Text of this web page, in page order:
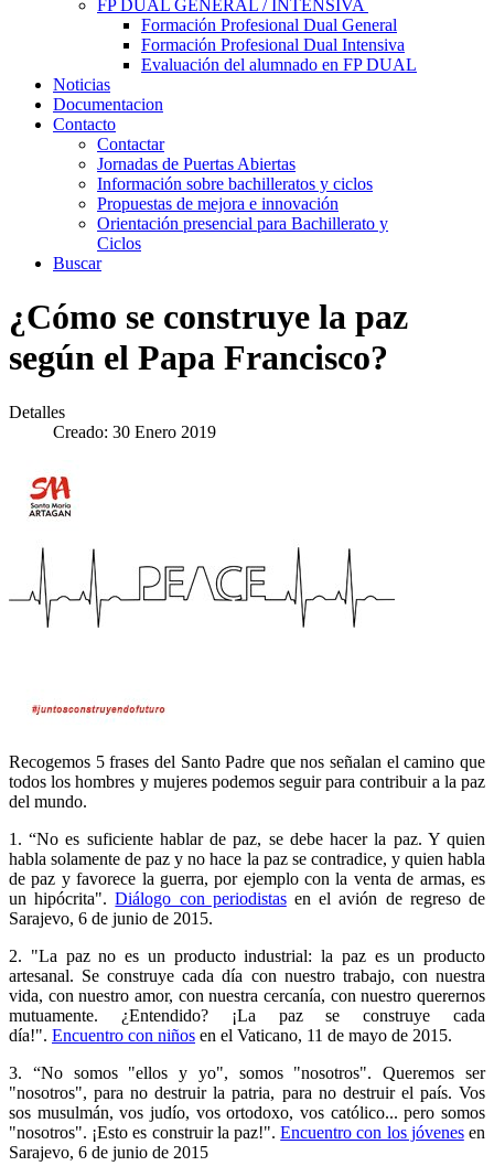
FP DUAL GENERAL / INTENSIVA
Formación Profesional Dual General
Formación Profesional Dual Intensiva
Evaluación del alumnado en FP DUAL
Noticias
Documentacion
Contacto
Contactar
Jornadas de Puertas Abiertas
Información sobre bachilleratos y ciclos
Propuestas de mejora e innovación
Orientación presencial para Bachillerato y
Ciclos
Buscar
¿Cómo se construye la paz
según el Papa Francisco?
Detalles
Creado: 30 Enero 2019
Recogemos 5 frases del Santo Padre que nos señalan el camino que
todos los hombres y mujeres podemos seguir para contribuir a la paz
del mundo.
1. “No es suficiente hablar de paz, se debe hacer la paz. Y quien
habla solamente de paz y no hace la paz se contradice, y quien habla
de paz y favorece la guerra, por ejemplo con la venta de armas, es
un hipócrita".Diálogo con periodistasen el avión de regreso de
Sarajevo, 6 de junio de 2015.
2. "La paz no es un producto industrial: la paz es un producto
artesanal. Se construye cada día con nuestro trabajo, con nuestra
vida, con nuestro amor, con nuestra cercanía, con nuestro querernos
mutuamente. ¿Entendido? ¡La paz se construye cada
día!". Encuentro con niños en el Vaticano, 11 de mayo de 2015.
3. “No somos "ellos y yo", somos "nosotros". Queremos ser
"nosotros", para no destruir la patria, para no destruir el país. Vos
sos musulmán, vos judío, vos ortodoxo, vos católico... pero somos
"nosotros". ¡Esto es construir la paz!".Encuentro con los jóvenesen
Sarajevo, 6 de junio de 2015